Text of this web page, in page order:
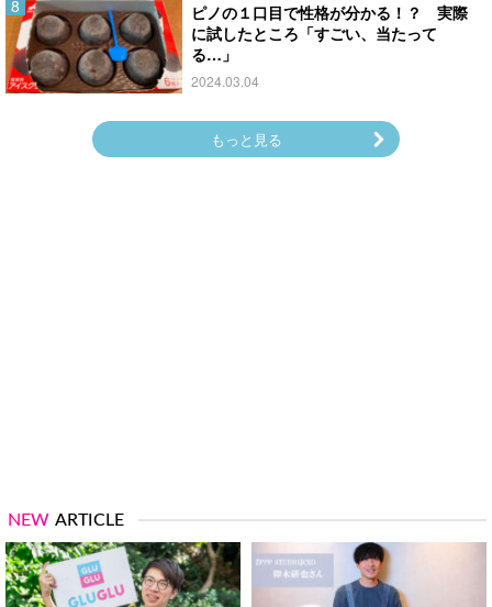
ピノの１口目で性格が分かる！？ 実際
に試したところ「すごい、当たって
る…」
2024.03.04
もっと見る
NEW ARTICLE